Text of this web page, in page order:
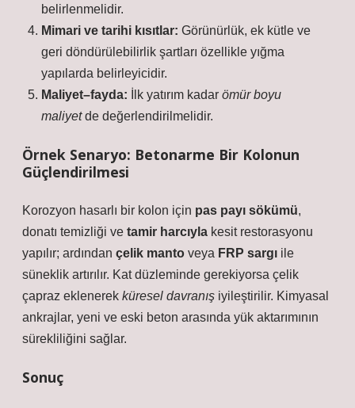
belirlenmelidir.
Mimari ve tarihi kısıtlar: Görünürlük, ek kütle ve
geri döndürülebilirlik şartları özellikle yığma
yapılarda belirleyicidir.
Maliyet–fayda: İlk yatırım kadar ömür boyu
maliyetde değerlendirilmelidir.
Örnek Senaryo: Betonarme Bir Kolonun
Güçlendirilmesi
Korozyon hasarlı bir kolon için pas payı sökümü,
donatı temizliği ve tamir harcıyla kesit restorasyonu
yapılır; ardından çelik manto veya FRP sargı ile
süneklik artırılır. Kat düzleminde gerekiyorsa çelik
çapraz eklenerek küresel davranış iyileştirilir. Kimyasal
ankrajlar, yeni ve eski beton arasında yük aktarımının
sürekliliğini sağlar.
Sonuç